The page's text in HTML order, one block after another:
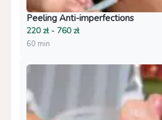
Peeling Anti-imperfections
220 zł - 760 zł
60 min